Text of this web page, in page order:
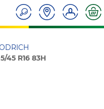
45 R16 83H